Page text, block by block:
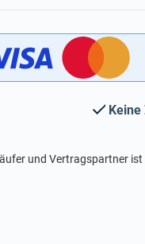
und Vertragspartner